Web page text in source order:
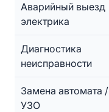
Аварийный выезд
электрика
Диагностика
неисправности
Замена автомата /
УЗО